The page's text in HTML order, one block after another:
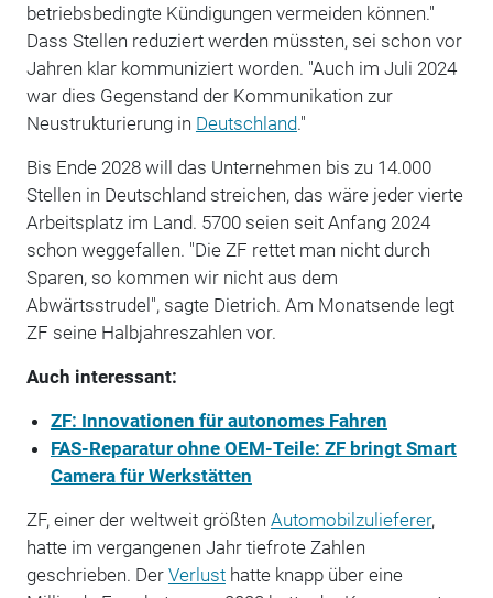
betriebsbedingte Kündigungen vermeiden können."
Dass Stellen reduziert werden müssten, sei schon vor
Jahren klar kommuniziert worden. "Auch im Juli 2024
war dies Gegenstand der Kommunikation zur
Neustrukturierung in Deutschland."
Bis Ende 2028 will das Unternehmen bis zu 14.000
Stellen in Deutschland streichen, das wäre jeder vierte
Arbeitsplatz im Land. 5700 seien seit Anfang 2024
schon weggefallen. "Die ZF rettet man nicht durch
Sparen, so kommen wir nicht aus dem
Abwärtsstrudel", sagte Dietrich. Am Monatsende legt
ZF seine Halbjahreszahlen vor.
Auch interessant:
ZF: Innovationen für autonomes Fahren
FAS-Reparatur ohne OEM-Teile: ZF bringt Smart
Camera für Werkstätten
ZF, einer der weltweit größten Automobilzulieferer,
hatte im vergangenen Jahr tiefrote Zahlen
geschrieben. Der Verlusthatte knapp über eine